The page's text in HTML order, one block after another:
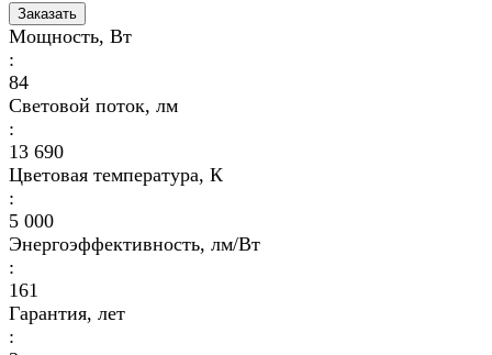
Заказать
Мощность, Вт
:
84
Световой поток, лм
:
13 690
Цветовая температура, К
:
5 000
Энергоэффективность, лм/Вт
:
161
Гарантия, лет
: